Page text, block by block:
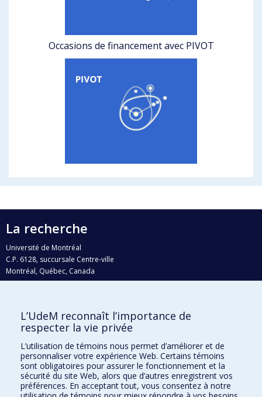
Occasions de financement avec PIVOT
La recherche
Université de Montréal
C.P. 6128, succursale Centre-ville
Montréal, Québec, Canada
H3C 3J7
Qui fait quoi?
Nous trouver
Plan du site
Accessibilité
L’UdeM reconnaît l’importance de
respecter la vie privée
L’utilisation de témoins nous permet d’améliorer et de
personnaliser votre expérience Web. Certains témoins
sont obligatoires pour assurer le fonctionnement et la
sécurité du site Web, alors que d’autres enregistrent vos
préférences. En acceptant tout, vous consentez à notre